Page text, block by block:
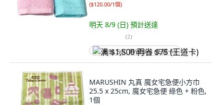
($120.00/1個)
明天 8/9 (日) 預計送達
(2)
满 $1,500 再省 $75 (王道卡)
MARUSHIN 丸真 魔女宅急便小方巾
25.5 x 25cm, 魔女宅急便 綠色 + 粉色,
1個